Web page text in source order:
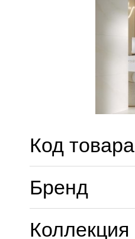
Код товара
Бренд
Коллекция